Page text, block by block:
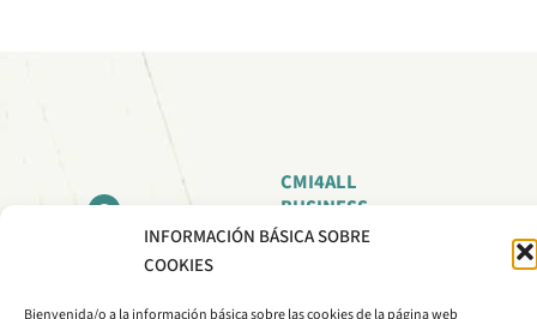
INFORMACIÓN BÁSICA SOBRE
COOKIES
Bienvenida/o a la información básica sobre las cookies de la página web
EDIFICIO CIEM
CMI4ALL
BUSINESS
INTELLIGENCE